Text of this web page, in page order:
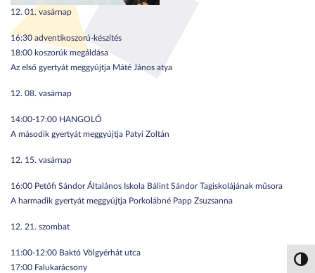
12. 01. vasárnap
16:30 adventikoszorú-készítés
18:00 koszorúk megáldása
Az első gyertyát meggyújtja Máté János atya
12. 08. vasárnap
14:00-17:00 HANGOLÓ
A második gyertyát meggyújtja Patyi Zoltán
12. 15. vasárnap
16:00 Petőfi Sándor Általános Iskola Bálint Sándor Tagiskolájának műsora
A harmadik gyertyát meggyújtja Porkolábné Papp Zsuzsanna
12. 21. szombat
11:00-12:00 Baktó Völgyérhát utca
17:00 Falukarácsony